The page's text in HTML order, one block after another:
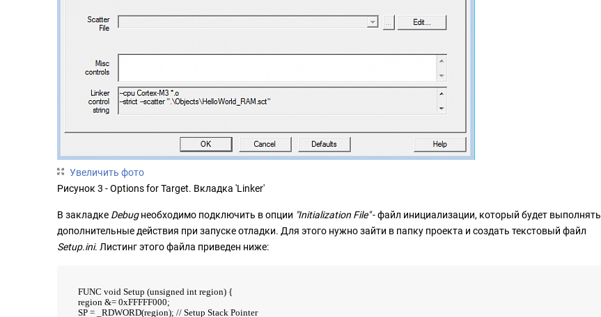
Увеличить фото
Рисунок 3 - Options for Target. Вкладка 'Linker'
В закладке Debugнеобходимо подключить в опции "Initialization File"- файл инициализации, который будет выполнять
дополнительные действия при запуске отладки. Для этого нужно зайти в папку проекта и создать текстовый файл
Setup.ini. Листинг этого файла приведен ниже:
FUNC void Setup (unsigned int region) {
region &= 0xFFFFF000;
SP = _RDWORD(region); // Setup Stack Pointer